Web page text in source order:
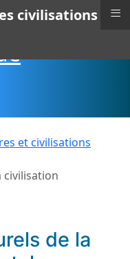
et civilisations
civilisation
de la
civilisations
≡